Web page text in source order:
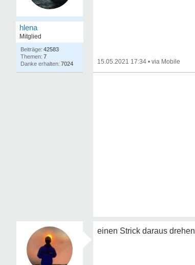
hlena
Mitglied
42583
7
7024
15.05.2021 17:34 •
einen Strick daraus drehen